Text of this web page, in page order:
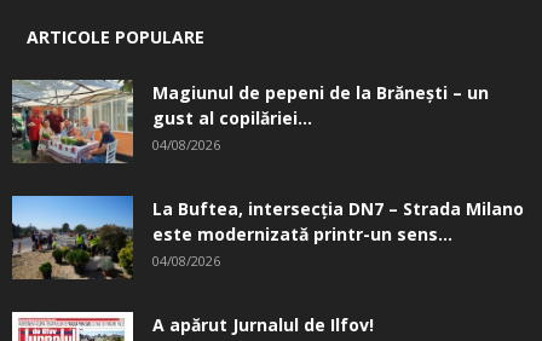
ARTICOLE POPULARE
Magiunul de pepeni de la Brăneşti – un
gust al copilăriei...
04/08/2026
La Buftea, intersecţia DN7 – Strada Milano
este modernizată printr-un sens...
04/08/2026
A apărut Jurnalul de Ilfov!